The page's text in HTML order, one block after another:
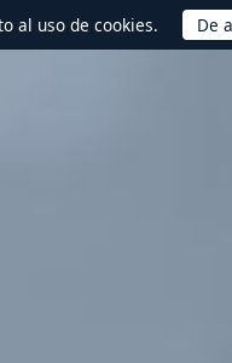
al uso de cookies.